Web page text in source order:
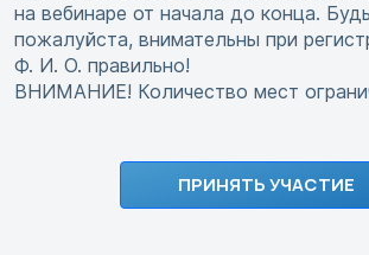
на вебинаре от начала до конца.
пожалуйста, внимательны при
Ф. И. О. правильно!
ВНИМАНИЕ! Количество мест
ПРИНЯТЬ УЧАСТИЕ